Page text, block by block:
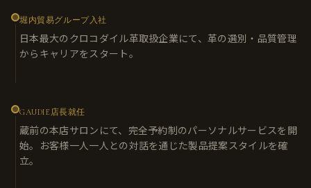
堀内貿易グループ入社
日本最大のクロコダイル革取扱企業にて、革の選別・品質管理
からキャリアをスタート。
GAUDIE店長就任
蔵前の本店サロンにて、完全予約制のパーソナルサービスを開
始。お客様一人一人との対話を通じた製品提案スタイルを確
立。